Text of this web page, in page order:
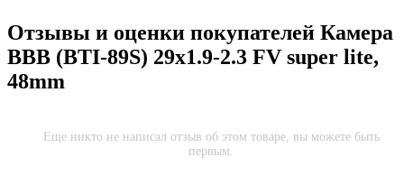
Отзывы и оценки покупателей Камера
ВВВ (BTI-89S) 29x1.9-2.3 FV super lite,
48mm
Еще никто не написал отзыв об этом товаре, вы можете быть
первым.